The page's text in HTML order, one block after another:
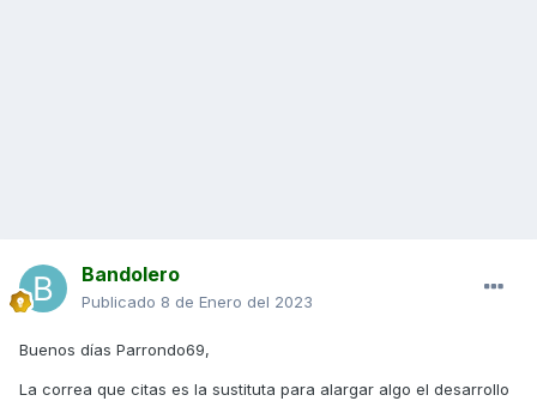
Bandolero
Publicado 8 de Enero del 2023
Buenos días Parrondo69,
La correa que citas es la sustituta para alargar algo el desarrollo